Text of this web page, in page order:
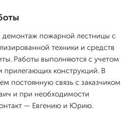
пожарной лестницы с
техники и средств
Работы выполняются с учетом
прилегающих конструкций. В
постоянную связь с заказчиком
и при необходимости
— Евгению и Юрию.